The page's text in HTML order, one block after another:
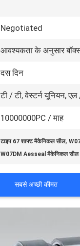
Negotiated
आवश्यकता के अनुसार
दस दिन
टी / टी, वेस्टर्न यूनियन, एल
10000000PC / माह
टाइप 67 शाफ्ट मैकेनिकल सील,
W07DM Aesseal मैकेनिकल सील
सबसे अच्छी कीमत